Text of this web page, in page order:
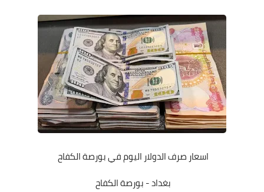
اسعار صرف الدولار اليوم في بورصة الكفاح
بغداد - بورصة الكفاح